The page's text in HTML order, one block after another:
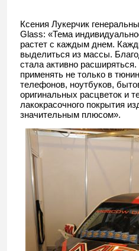
Ксения Лукерчик
Glass: «Тема
растет с каждым днем.
выделиться из массы.
стала активно
применять не только в
телефонов, ноутбуков,
оригинальных расцветок и
лакокрасочного покрытия
значительным плюсом».